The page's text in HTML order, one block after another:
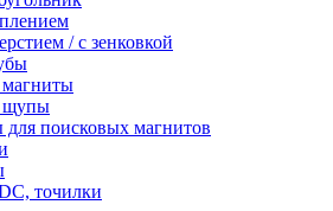
/ с зенковкой
щупы
для поисковых магнитов
точилки